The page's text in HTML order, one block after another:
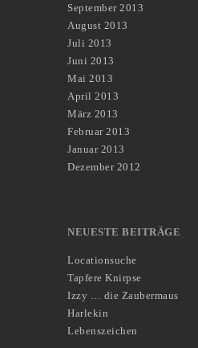
September 2013
August 2013
Juli 2013
Juni 2013
Mai 2013
April 2013
März 2013
Februar 2013
Januar 2013
Dezember 2012
NEUESTE BEITRÄGE
Locationsuche
Tapfere Knirpse
Izzy … die Zaubermaus
Harlekin
Lebenszeichen